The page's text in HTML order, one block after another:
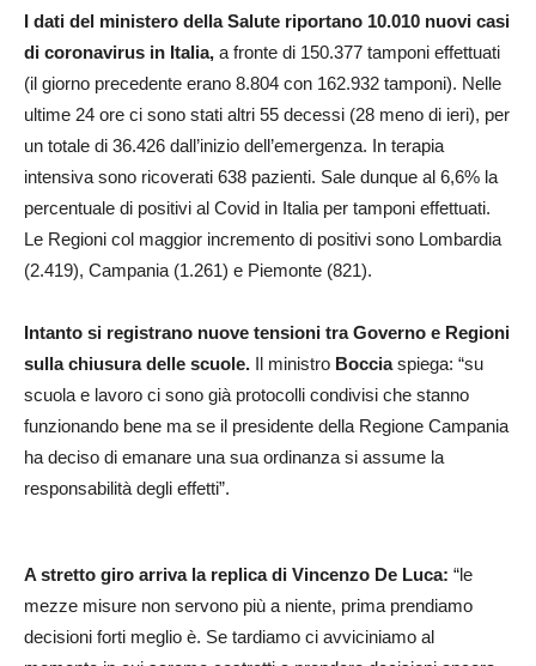
I dati del ministero della Salute riportano 10.010 nuovi casi
di coronavirus in Italia, a fronte di 150.377 tamponi effettuati
(il giorno precedente erano 8.804 con 162.932 tamponi). Nelle
ultime 24 ore ci sono stati altri 55 decessi (28 meno di ieri), per
un totale di 36.426 dall’inizio dell’emergenza. In terapia
intensiva sono ricoverati 638 pazienti. Sale dunque al 6,6% la
percentuale di positivi al Covid in Italia per tamponi effettuati.
Le Regioni col maggior incremento di positivi sono Lombardia
(2.419), Campania (1.261) e Piemonte (821).
Intanto si registrano nuove tensioni tra Governo e Regioni
sulla chiusura delle scuole. Il ministro Bocciaspiega: “su
scuola e lavoro ci sono già protocolli condivisi che stanno
funzionando bene ma se il presidente della Regione Campania
ha deciso di emanare una sua ordinanza si assume la
responsabilità degli effetti”.
A stretto giro arriva la replica di Vincenzo De Luca: “le
mezze misure non servono più a niente, prima prendiamo
decisioni forti meglio è. Se tardiamo ci avviciniamo al